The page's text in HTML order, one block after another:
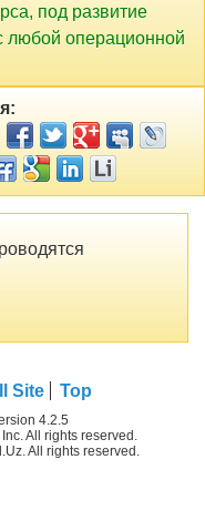
под развитие
любой операционной
Site Top
4.2.5
All rights reserved.
All rights reserved.